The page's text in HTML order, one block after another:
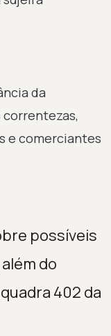
da
correntezas,
e comerciantes
possíveis
do
402 da